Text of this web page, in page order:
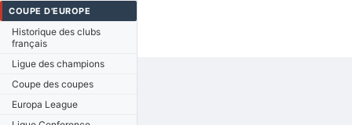
COUPE D'EUROPE
Historique des clubs
français
Ligue des champions
Coupe des coupes
Europa League